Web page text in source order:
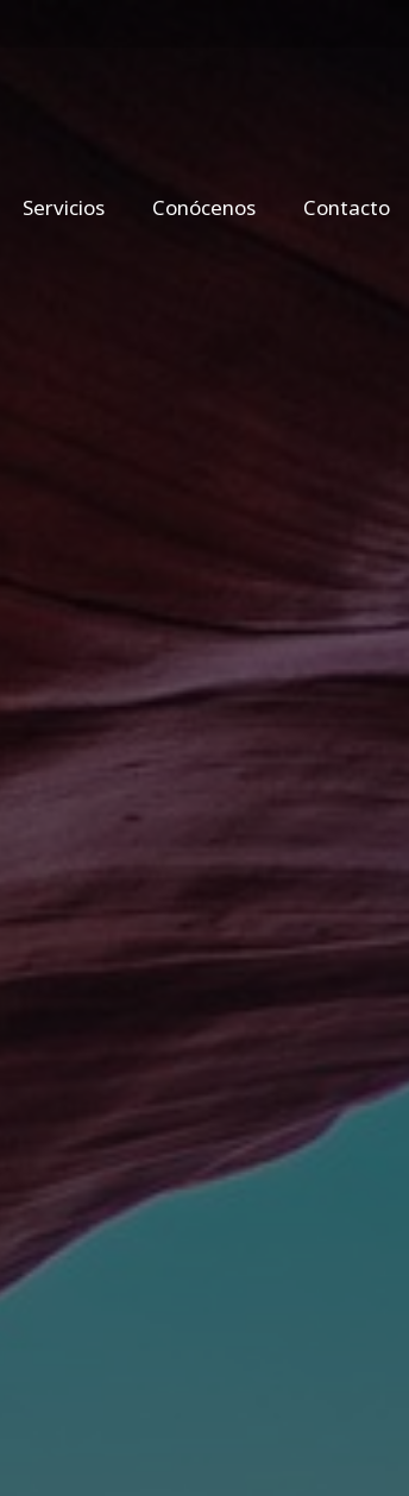
Servicios Conócenos Contacto